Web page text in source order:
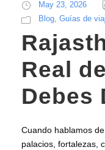
May 23, 2026
Blog, Guías de
Real
Debes
Cuando hablamos
palacios, fortalezas,